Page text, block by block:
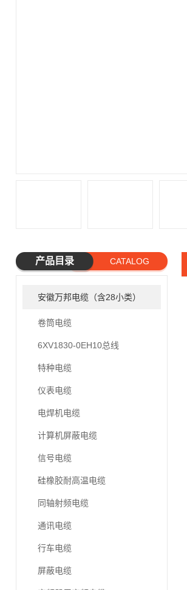
产品目录 CATALOG
安徽万邦电缆（含28小类）
卷筒电缆
6XV1830-0EH10总线
特种电缆
仪表电缆
电焊机电缆
计算机屏蔽电缆
信号电缆
硅橡胶耐高温电缆
同轴射频电缆
通讯电缆
行车电缆
屏蔽电缆